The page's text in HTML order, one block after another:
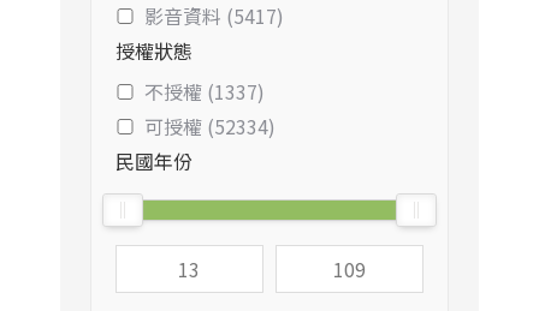
影音資料 (5417)
授權狀態
不授權 (1337)
可授權 (52334)
民國年份